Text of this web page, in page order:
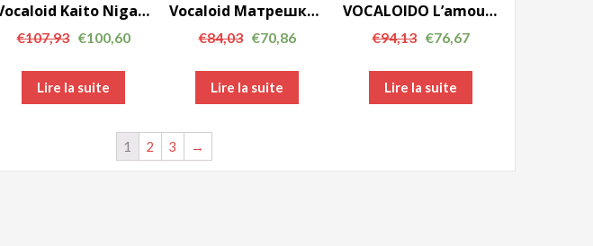
Vocaloid Kaito Nigaito cosplay costume vert AC00761
€107,93 €100,60
Lire la suite
Vocaloid Mатрешка Rin Kagamine cosplay costume AC00753
€84,03 €70,86
Lire la suite
VOCALOIDO L’amour est la guerre Hatsune Miku cosplay costume AC00758
€94,13 €76,67
Lire la suite
1 2 3 →